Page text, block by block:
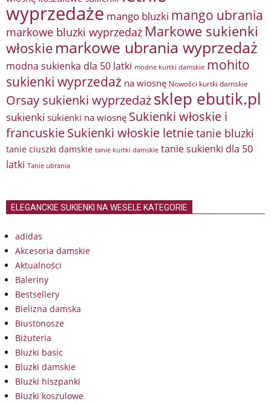
wyprzedaże mango bluzki mango ubrania
markowe bluzki wyprzedaż Markowe sukienki
włoskie markowe ubrania wyprzedaż
modna sukienka dla 50 latki modne kurtki damskie mohito
sukienki wyprzedaż na wiosnę Nowości kurtki damskie
Orsay sukienki wyprzedażsklep ebutik.pl
sukienki sukienki na wiosnę Sukienki włoskie i
francuskieSukienki włoskie letnietanie bluzki
tanie ciuszki damskie tanie kurtki damskie tanie sukienki dla 50
latki Tanie ubrania
ELEGANCKIE SUKIENKI NA WESELE KATEGORIE
adidas
Akcesoria damskie
Aktualności
Baleriny
Bestsellery
Bielizna damska
Biustonosze
Biżuteria
Bluzki basic
Bluzki damskie
Bluzki hiszpanki
Bluzki koszulowe